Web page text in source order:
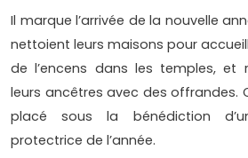
Il marque l’arrivée de la nouvelle
nettoient leurs maisons pour
de l’encens dans les temples, et
leurs ancêtres avec des offrandes.
placé sous la bénédiction
protectrice de l’année.